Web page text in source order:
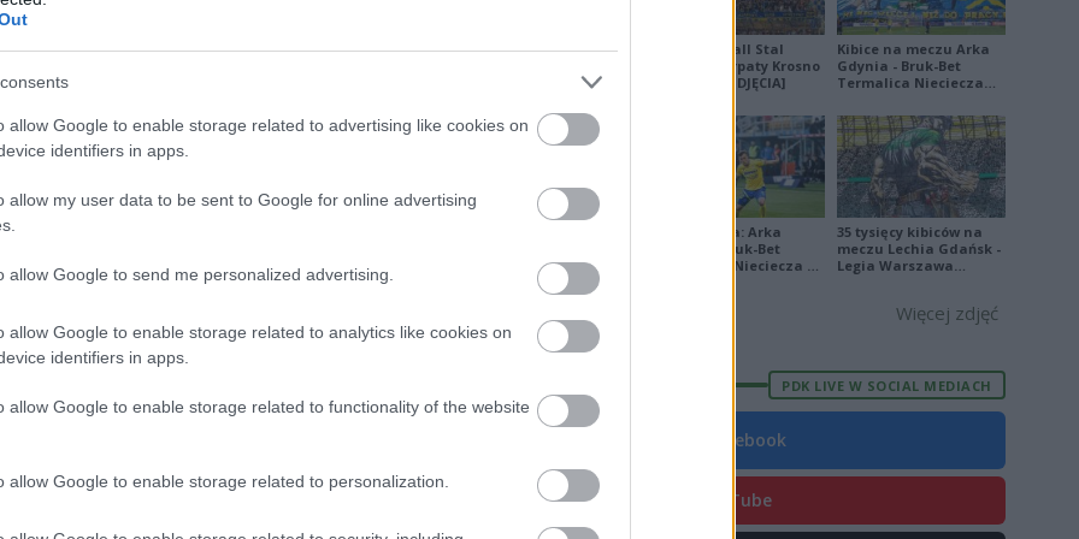
allow Google to enable storage related to advertising like cookies on
identifiers in apps.
allow my user data to be sent to Google for online advertising
allow Google to send me personalized advertising.
allow Google to enable storage related to analytics like cookies on
identifiers in apps.
allow Google to enable storage related to functionality of the website
allow Google to enable storage related to personalization.
remis
FORMA
38-16
53-24
37-21
14 29 8 5 1 43-17
14 27 8 3 3 34-19
14 20 6 2 24-25
Derby Ekoball Stal
Sanok - Karpaty Krosno
na remis [ZDJĘCIA]
Kibice na meczu Arka
Gdynia - Bruk-Bet
Termalica Nieciecza
Ekstraklasa: Arka
Gdynia - Bruk-Bet
Termalica Nieciecza 2-
35 tysięcy kibiców na
meczu Lechia Gdańsk -
Legia Warszawa
Więcej zdjęć
PDK LIVE W SOCIAL MEDIACH
Facebook
YouTube